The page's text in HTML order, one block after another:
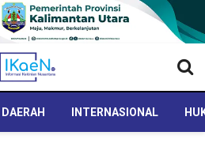
DAERAH INTERNASIONAL